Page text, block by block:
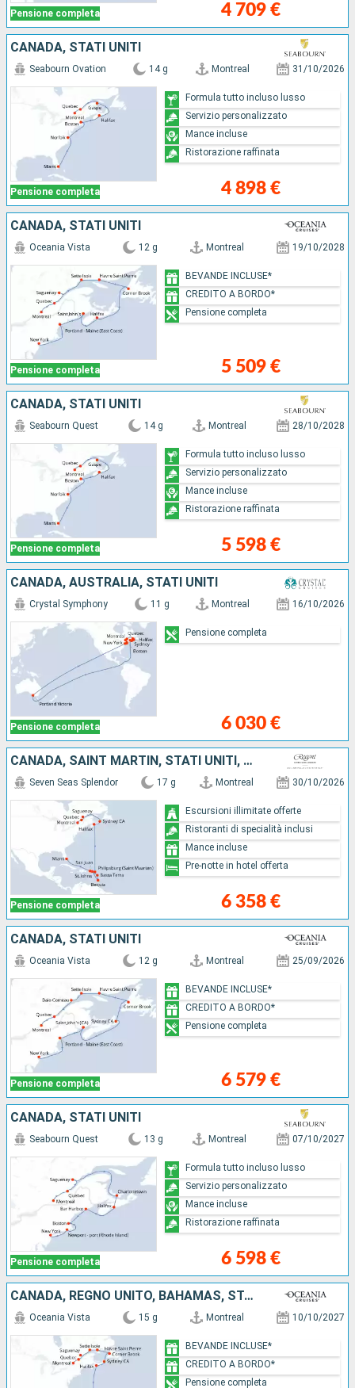
Pensione completa 4 709 €
CANADA, STATI UNITI
Pensione completa
Seabourn Ovation 14 g Montreal 31/10/2026
4 898 €
Formula tutto incluso lusso
Servizio personalizzato
Mance incluse
Ristorazione raffinata
CANADA, STATI UNITI
Pensione completa
Oceania Vista 12 g Montreal 19/10/2028
5 509 €
BEVANDE INCLUSE*
CREDITO A BORDO*
Pensione completa
CANADA, STATI UNITI
Pensione completa
Seabourn Quest 14 g Montreal 28/10/2028
5 598 €
Formula tutto incluso lusso
Servizio personalizzato
Mance incluse
Ristorazione raffinata
CANADA, AUSTRALIA, STATI UNITI
Pensione completa
Crystal Symphony 11 g Montreal 16/10/2026
6 030 €
Pensione completa
CANADA, SAINT MARTIN, STATI UNITI, GUADALUPA, SAINT-VINCENT E LE GRENADINE, PORTORICO
Pensione completa
Seven Seas Splendor 17 g Montreal 30/10/2026
6 358 €
Escursioni illimitate offerte
Ristoranti di specialità inclusi
Mance incluse
Pre-notte in hotel offerta
CANADA, STATI UNITI
Pensione completa
Oceania Vista 12 g Montreal 25/09/2026
6 579 €
BEVANDE INCLUSE*
CREDITO A BORDO*
Pensione completa
CANADA, STATI UNITI
Pensione completa
Seabourn Quest 13 g Montreal 07/10/2027
6 598 €
Formula tutto incluso lusso
Servizio personalizzato
Mance incluse
Ristorazione raffinata
CANADA, REGNO UNITO, BAHAMAS, STATI UNITI
Oceania Vista 15 g Montreal 10/10/2027
BEVANDE INCLUSE*
CREDITO A BORDO*
Pensione completa